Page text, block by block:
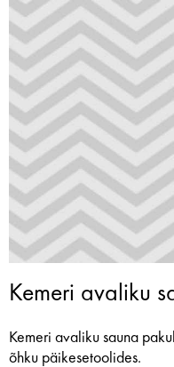
Kemeri avaliku
Kemeri avaliku sauna
õhku päikesetoolides.